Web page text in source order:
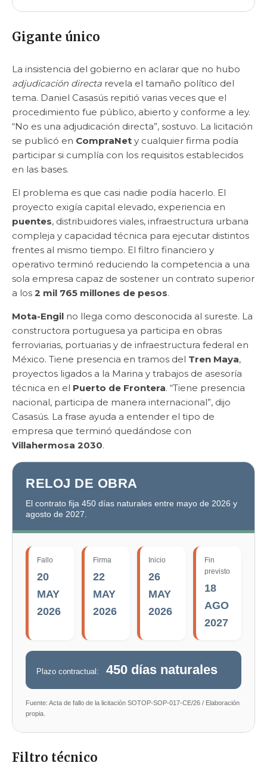
Gigante único
La insistencia del gobierno en aclarar que no hubo
adjudicación directa revela el tamaño político del
tema. Daniel Casasús repitió varias veces que el
procedimiento fue público, abierto y conforme a ley.
“No es una adjudicación directa”, sostuvo. La licitación
se publicó en CompraNet y cualquier firma podía
participar si cumplía con los requisitos establecidos
en las bases.
El problema es que casi nadie podía hacerlo. El
proyecto exigía capital elevado, experiencia en
puentes, distribuidores viales, infraestructura urbana
compleja y capacidad técnica para ejecutar distintos
frentes al mismo tiempo. El filtro financiero y
operativo terminó reduciendo la competencia a una
sola empresa capaz de sostener un contrato superior
a los 2 mil 765 millones de pesos.
Mota-Engil no llega como desconocida al sureste. La
constructora portuguesa ya participa en obras
ferroviarias, portuarias y de infraestructura federal en
México. Tiene presencia en tramos del Tren Maya,
proyectos ligados a la Marina y trabajos de asesoría
técnica en el Puerto de Frontera. “Tiene presencia
nacional, participa de manera internacional”, dijo
Casasús. La frase ayuda a entender el tipo de
empresa que terminó quedándose con
Villahermosa 2030.
RELOJ DE OBRA
El contrato fija 450 días naturales entre mayo de 2026 y
agosto de 2027.
Fallo
20
MAY
2026
Firma
22
MAY
2026
Inicio
26
MAY
2026
Fin
previsto
18
AGO
2027
Plazo contractual: 450 días naturales
Fuente: Acta de fallo de la licitación SOTOP-SOP-017-CE/26 / Elaboración
propia.
Filtro técnico